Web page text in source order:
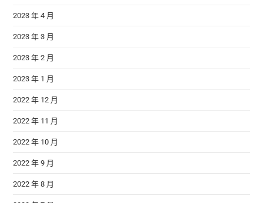
2023 年 4 月
2023 年 3 月
2023 年 2 月
2023 年 1 月
2022 年 12 月
2022 年 11 月
2022 年 10 月
2022 年 9 月
2022 年 8 月